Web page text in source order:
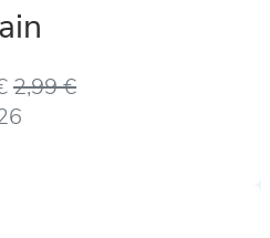
2,99 €